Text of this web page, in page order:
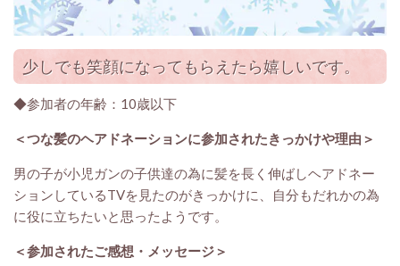
少しでも笑顔になってもらえたら嬉しいです。
◆参加者の年齢：10歳以下
＜つな髪のヘアドネーションに参加されたきっかけや理由＞
男の子が小児ガンの子供達の為に髪を長く伸ばしヘアドネー
ションしているTVを見たのがきっかけに、自分もだれかの為
に役に立ちたいと思ったようです。
＜参加されたご感想・メッセージ＞